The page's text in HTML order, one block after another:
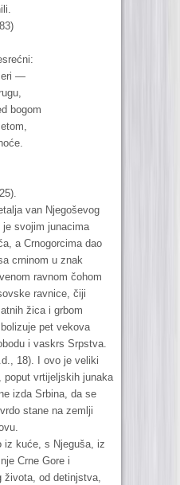
—
bogom
van Njegoševog
je svojim junacima
a Crnogorcima dao
crninom u znak
ravnom čohom
ravnice, čiji
žica i grbom
pet vekova
i vaskrs Srpstva.
18). I ovo je veliki
vrtijeljskih junaka
izda Srbina, da se
stane na zemlji
iz kuće, s Njeguša, iz
Crne Gore i
života, od detinjstva,